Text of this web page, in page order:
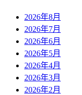
2026年8月
2026年7月
2026年6月
2026年5月
2026年4月
2026年3月
2026年2月